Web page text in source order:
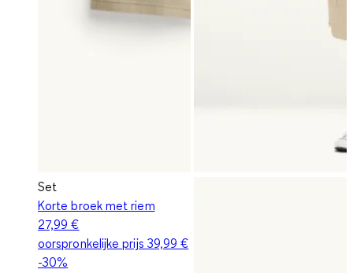
Set
Korte broek met riem
27,99 €
oorspronkelijke prijs 39,99 €
-30%